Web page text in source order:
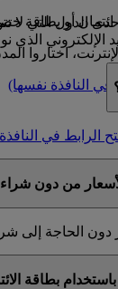
ائتمان أو بطاقة
اختاروا
في النافذة نفسها)
الدول التي لا
الإلكتروني
الرابط في
من دون
دون الحاجة إلى
بطاقة